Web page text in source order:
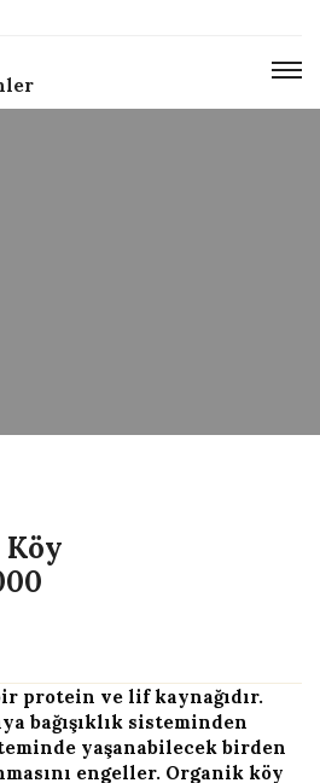
protein ve lif kaynağıdır.
bağışıklık sisteminden
yaşanabilecek birden
engeller. Organik köy